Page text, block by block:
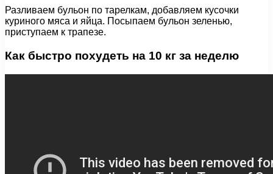
Разливаем бульон по тарелкам, добавляем кусочки
куриного мяса и яйца. Посыпаем бульон зеленью,
приступаем к трапезе.
Как быстро похудеть на 10 кг за неделю